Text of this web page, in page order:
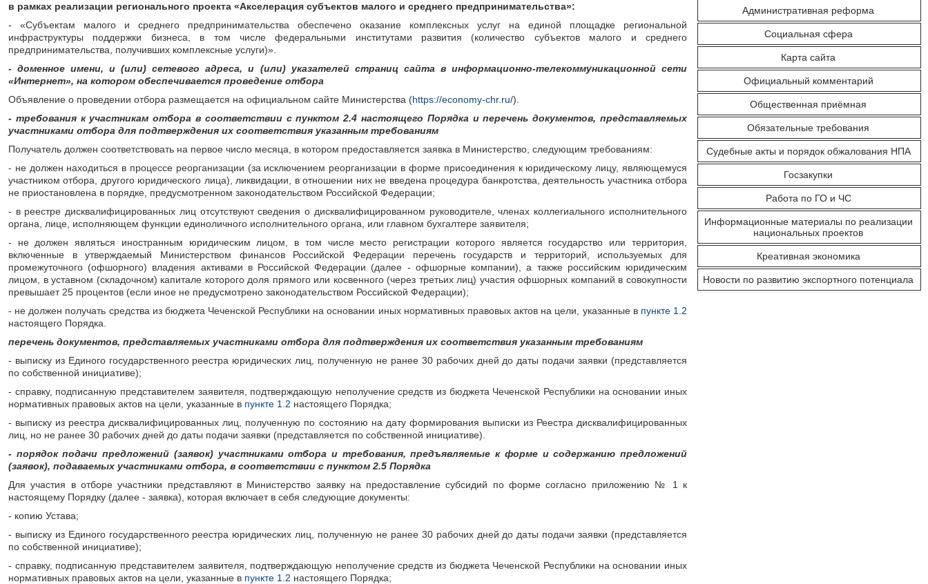
в рамках реализации регионального проекта «Акселерация субъектов малого и среднего предпринимательства»:
- «Субъектам малого и среднего предпринимательства обеспечено оказание комплексных услуг на единой площадке региональной
инфраструктуры поддержки бизнеса, в том числе федеральными институтами развития (количество субъектов малого и среднего
предпринимательства, получивших комплексные услуги)».
- доменное имени, и (или) сетевого адреса, и (или) указателей страниц сайта в информационно-телекоммуникационной сети
«Интернет», на котором обеспечивается проведение отбора
Объявление о проведении отбора размещается на официальном сайте Министерства (https://economy-chr.ru/).
- требования к участникам отбора в соответствии с пунктом 2.4 настоящего Порядка и перечень документов, представляемых
участниками отбора для подтверждения их соответствия указанным требованиям
Получатель должен соответствовать на первое число месяца, в котором предоставляется заявка в Министерство, следующим требованиям:
- не должен находиться в процессе реорганизации (за исключением реорганизации в форме присоединения к юридическому лицу, являющемуся
участником отбора, другого юридического лица), ликвидации, в отношении них не введена процедура банкротства, деятельность участника отбора
не приостановлена в порядке, предусмотренном законодательством Российской Федерации;
- в реестре дисквалифицированных лиц отсутствуют сведения о дисквалифицированном руководителе, членах коллегиального исполнительного
органа, лице, исполняющем функции единоличного исполнительного органа, или главном бухгалтере заявителя;
- не должен являться иностранным юридическим лицом, в том числе место регистрации которого является государство или территория,
включенные в утверждаемый Министерством финансов Российской Федерации перечень государств и территорий, используемых для
промежуточного (офшорного) владения активами в Российской Федерации (далее - офшорные компании), а также российским юридическим
лицом, в уставном (складочном) капитале которого доля прямого или косвенного (через третьих лиц) участия офшорных компаний в совокупности
превышает 25 процентов (если иное не предусмотрено законодательством Российской Федерации);
- не должен получать средства из бюджета Чеченской Республики на основании иных нормативных правовых актов на цели, указанные в пункте 1.2
настоящего Порядка.
перечень документов, представляемых участниками отбора для подтверждения их соответствия указанным требованиям
- выписку из Единого государственного реестра юридических лиц, полученную не ранее 30 рабочих дней до даты подачи заявки (представляется
по собственной инициативе);
- справку, подписанную представителем заявителя, подтверждающую неполучение средств из бюджета Чеченской Республики на основании иных
нормативных правовых актов на цели, указанные в пункте 1.2 настоящего Порядка;
- выписку из реестра дисквалифицированных лиц, полученную по состоянию на дату формирования выписки из Реестра дисквалифицированных
лиц, но не ранее 30 рабочих дней до даты подачи заявки (представляется по собственной инициативе).
- порядок подачи предложений (заявок) участниками отбора и требования, предъявляемые к форме и содержанию предложений
(заявок), подаваемых участниками отбора, в соответствии с пунктом 2.5 Порядка
Для участия в отборе участники представляют в Министерство заявку на предоставление субсидий по форме согласно приложению № 1 к
настоящему Порядку (далее - заявка), которая включает в себя следующие документы:
- копию Устава;
- выписку из Единого государственного реестра юридических лиц, полученную не ранее 30 рабочих дней до даты подачи заявки (представляется
по собственной инициативе);
- справку, подписанную представителем заявителя, подтверждающую неполучение средств из бюджета Чеченской Республики на основании иных
нормативных правовых актов на цели, указанные в пункте 1.2 настоящего Порядка;
Административная реформа
Социальная сфера
Карта сайта
Официальный комментарий
Общественная приёмная
Обязательные требования
Судебные акты и порядок обжалования НПА
Госзакупки
Работа по ГО и ЧС
Информационные материалы по реализации
национальных проектов
Креативная экономика
Новости по развитию экспортного потенциала